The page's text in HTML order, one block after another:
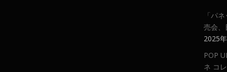
「パ
売会、
2025
POP
ネ コ